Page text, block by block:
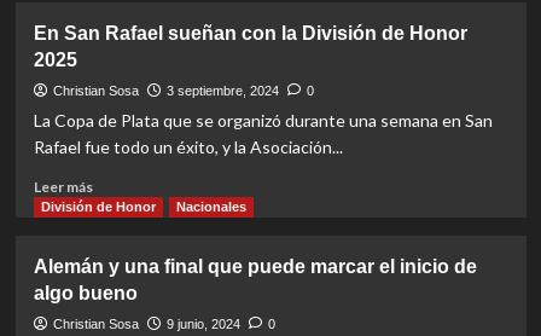
En San Rafael sueñan con la División de Honor
2025
Christian Sosa 3 septiembre, 2024 0
La Copa de Plata que se organizó durante una semana en San
Rafael fue todo un éxito, y la Asociación...
Leer másRead
more
San
Rafael
sueñan
División de Honor Nacionales
Alemán y una final que puede marcar el inicio de
algo bueno
Christian Sosa 9 junio, 2024 0